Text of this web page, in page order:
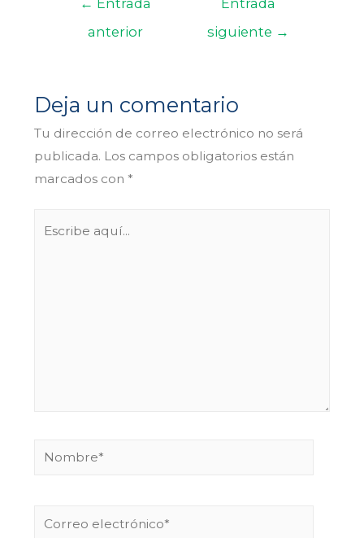
anterior
siguiente →
Deja un comentario
Tu dirección de correo electrónico no será
publicada. Los campos obligatorios están
marcados con *